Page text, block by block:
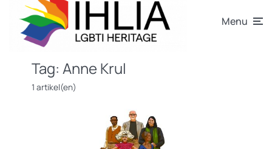
Menu
Tag: Anne Krul
1 artikel(en)